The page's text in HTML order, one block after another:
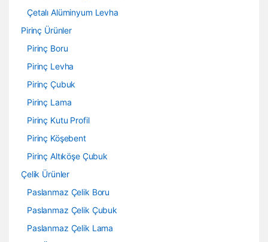
Çetalı Alüminyum Levha
Pirinç Ürünler
Pirinç Boru
Pirinç Levha
Pirinç Çubuk
Pirinç Lama
Pirinç Kutu Profil
Pirinç Köşebent
Pirinç Altıköşe Çubuk
Çelik Ürünler
Paslanmaz Çelik Boru
Paslanmaz Çelik Çubuk
Paslanmaz Çelik Lama